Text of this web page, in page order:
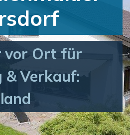
vor Ort für
Verkauf: